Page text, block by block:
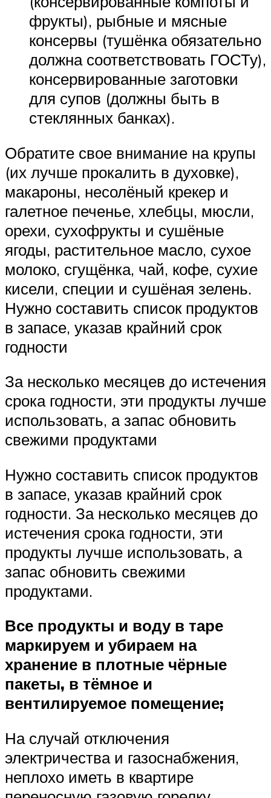
фрукты), рыбные и мясные
консервы (тушёнка обязательно
должна соответствовать ГОСТу),
консервированные заготовки
для супов (должны быть в
стеклянных банках).
Обратите свое внимание на крупы
(их лучше прокалить в духовке),
макароны, несолёный крекер и
галетное печенье, хлебцы, мюсли,
орехи, сухофрукты и сушёные
ягоды, растительное масло, сухое
молоко, сгущёнка, чай, кофе, сухие
кисели, специи и сушёная зелень.
Нужно составить список продуктов
в запасе, указав крайний срок
годности
За несколько месяцев до истечения
срока годности, эти продукты лучше
использовать, а запас обновить
свежими продуктами
Нужно составить список продуктов
в запасе, указав крайний срок
годности. За несколько месяцев до
истечения срока годности, эти
продукты лучше использовать, а
запас обновить свежими
продуктами.
Все продукты и воду в таре
маркируем и убираем на
хранение в плотные чёрные
пакеты, в тёмное и
вентилируемое помещение;
На случай отключения
электричества и газоснабжения,
неплохо иметь в квартире